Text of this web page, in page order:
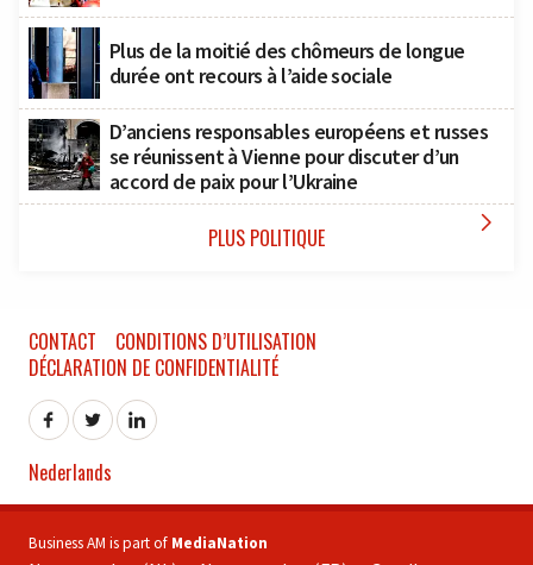
Plus de la moitié des chômeurs de longue
durée ont recours à l’aide sociale
D’anciens responsables européens et russes
se réunissent à Vienne pour discuter d’un
accord de paix pour l’Ukraine
PLUS POLITIQUE 
CONTACT
CONDITIONS D’UTILISATION
DÉCLARATION DE CONFIDENTIALITÉ
Nederlands
Business AM is part of MediaNation